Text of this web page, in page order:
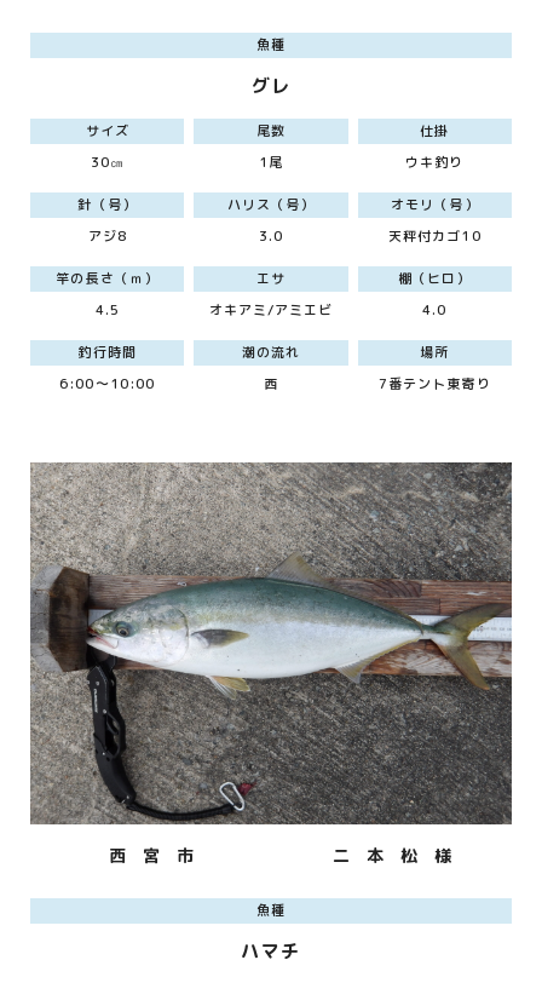
魚種
グレ
サイズ
30㎝
尾数
1尾
仕掛
ウキ釣り
針（号）
アジ8
ハリス（号）
3.0
オモリ（号）
天秤付カゴ10
竿の長さ（ｍ）
4.5
エサ
オキアミ/アミエビ
棚（ヒロ）
4.0
釣行時間
6:00～10:00
潮の流れ
西
場所
7番テント東寄り
西 宮 市 二 本 松 様
魚種
ハマチ